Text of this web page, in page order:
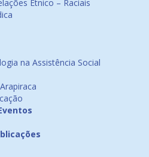
Étnico – Raciais
na Assistência Social